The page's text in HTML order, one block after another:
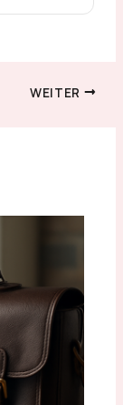
WEITER